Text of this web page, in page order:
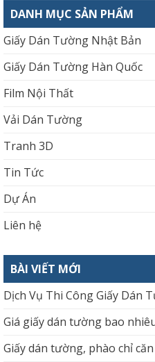
DANH MỤC SẢN PHẨM
Giấy Dán Tường Nhật Bản
Giấy Dán Tường Hàn Quốc
Film Nội Thất
Vải Dán Tường
Tranh 3D
Tin Tức
Dự Án
Liên hệ
BÀI VIẾT MỚI
Dịch Vụ Thi Công Giấy Dán
Giá giấy dán tường bao
Giấy dán tường, phào chỉ